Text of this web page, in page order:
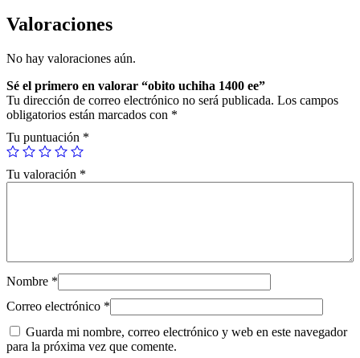
i
h
1
0
0
e
e
c
a
n
Valoraciones
No hay valoraciones aún.
Sé el primero en valorar “obito uchiha 1400 ee”
Tu dirección de correo electrónico no será publicada. Los campos
obligatorios están marcados con *
Tu puntuación *
Tu valoración *
Nombre *
Correo electrónico *
Guarda mi nombre, correo electrónico y web en este navegador
para la próxima vez que comente.